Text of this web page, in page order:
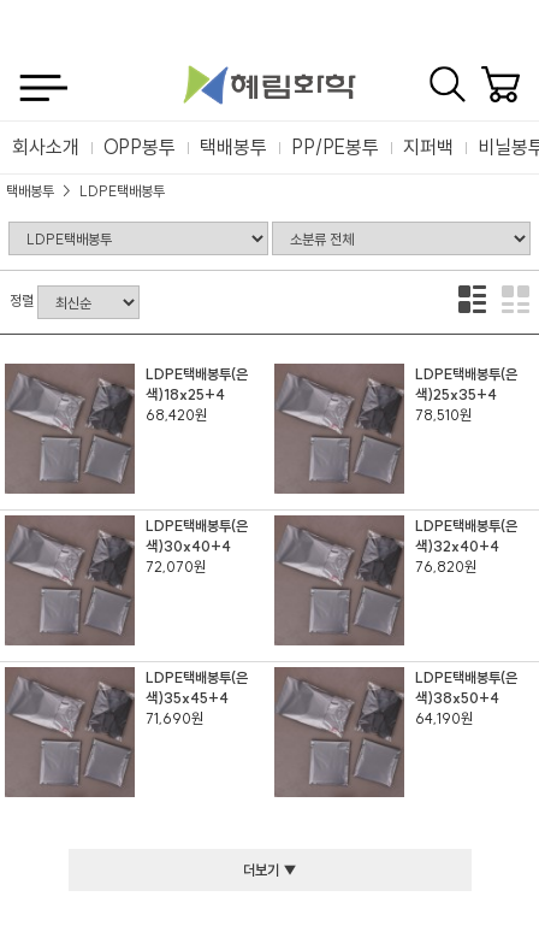
회사소개 OPP봉투 택배봉투 PP/PE봉투 지퍼백 비닐봉
택배봉투 LDPE택배봉투
정렬
LDPE택배봉투(은
색)18x25+4
68,420원
LDPE택배봉투(은
색)25x35+4
78,510원
LDPE택배봉투(은
색)30x40+4
72,070원
LDPE택배봉투(은
색)32x40+4
76,820원
LDPE택배봉투(은
색)35x45+4
71,690원
LDPE택배봉투(은
색)38x50+4
64,190원
더보기 ▼